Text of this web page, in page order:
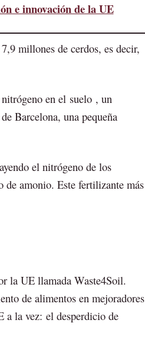
e innovación de la UE
millones de cerdos, es decir,
en el suelo , un
Barcelona, ​​una pequeña
el nitrógeno de los
de amonio. Este fertilizante más
la UE llamada Waste4Soil.
de alimentos en mejoradores
a la vez: el desperdicio de